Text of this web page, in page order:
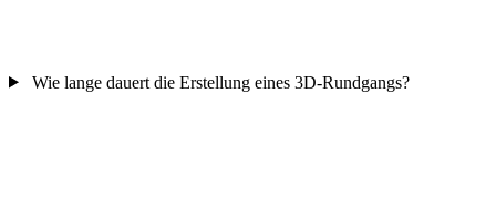
Wie lange dauert die Erstellung eines 3D-Rundgangs?